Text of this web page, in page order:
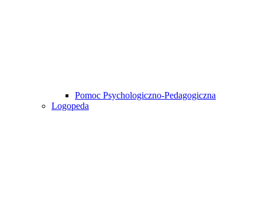
Pomoc Psychologiczno-Pedagogiczna
Logopeda